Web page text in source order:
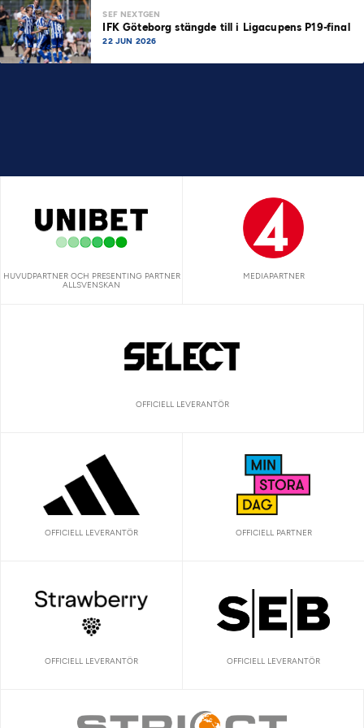
SEF NEXTGEN
IFK Göteborg stängde till i Ligacupens P19-final
22 JUN 2026
HUVUDPARTNER OCH PRESENTING PARTNER
ALLSVENSKAN
MEDIAPARTNER
OFFICIELL LEVERANTÖR
OFFICIELL LEVERANTÖR OFFICIELL PARTNER
OFFICIELL LEVERANTÖR OFFICIELL LEVERANTÖR